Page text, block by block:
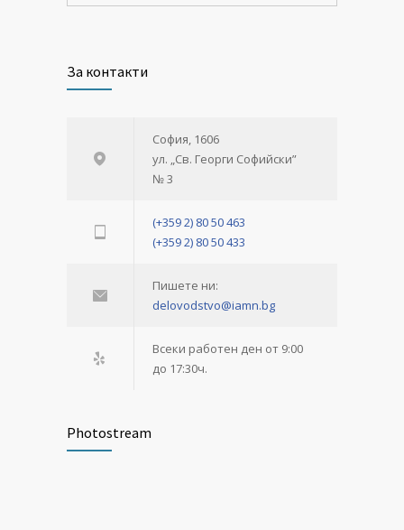
За контакти
София, 1606
ул. „Св. Георги Софийски”
№ 3
(+359 2) 80 50 463
(+359 2) 80 50 433
Пишете ни:
delovodstvo@iamn.bg
Всеки работен ден от 9:00
до 17:30ч.
Photostream